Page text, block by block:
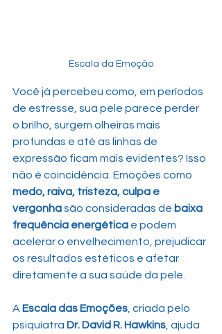
Escala da Emoção
Você já percebeu como, em períodos
de estresse, sua pele parece perder
o brilho, surgem olheiras mais
profundas e até as linhas de
expressão ficam mais evidentes? Isso
não é coincidência. Emoções como
medo, raiva, tristeza, culpa e
vergonha são consideradas de baixa
frequência energética e podem
acelerar o envelhecimento, prejudicar
os resultados estéticos e afetar
diretamente a sua saúde da pele.
A Escala das Emoções , criada pelo
psiquiatra Dr. David R. Hawkins , ajuda